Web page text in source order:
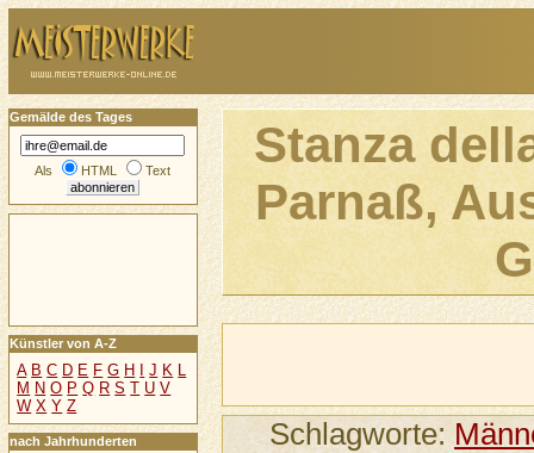
Stanza
Parnaß,
Schlagworte:
Gemälde des Tages
Als HTML Text
Künstler von A-Z
A B C D E F G H J K L
M N O P Q R S T U V
W X Y Z
nach Jahrhunderten